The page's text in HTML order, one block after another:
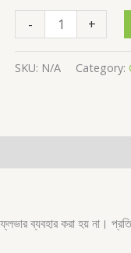
- +
SKU: N/A Category:
ব্যবহার করা হয় না।